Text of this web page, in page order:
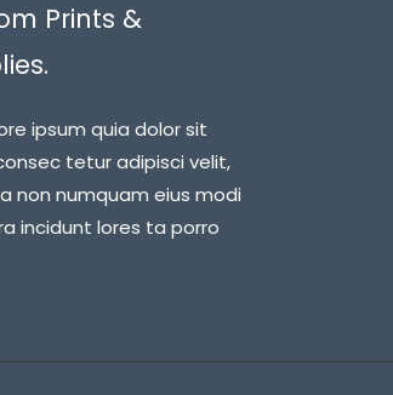
Prints &
ipsum quia dolor sit
tetur adipisci velit,
non numquam eius modi
incidunt lores ta porro